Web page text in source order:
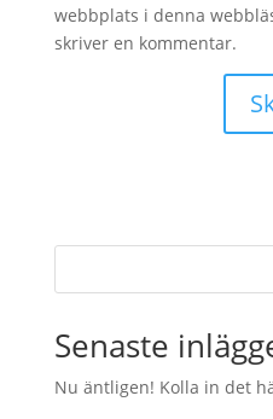
webbplats i denna
skriver en kommentar.
Senaste
Nu äntligen! Kolla in det